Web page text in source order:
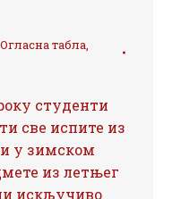
Огласна табла,
студенти
све испите из
у зимском
из летњег
искључиво